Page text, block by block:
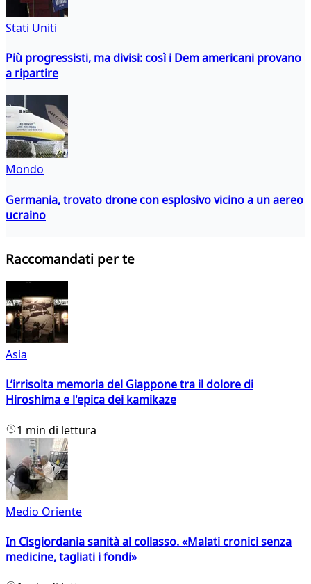
Stati Uniti
Più progressisti, ma divisi: così i Dem americani provano
a ripartire
Mondo
Germania, trovato drone con esplosivo vicino a un aereo
ucraino
Raccomandati per te
Asia
L’irrisolta memoria del Giappone tra il dolore di
Hiroshima e l'epica dei kamikaze
1 min di lettura
Medio Oriente
In Cisgiordania sanità al collasso. «Malati cronici senza
medicine, tagliati i fondi»